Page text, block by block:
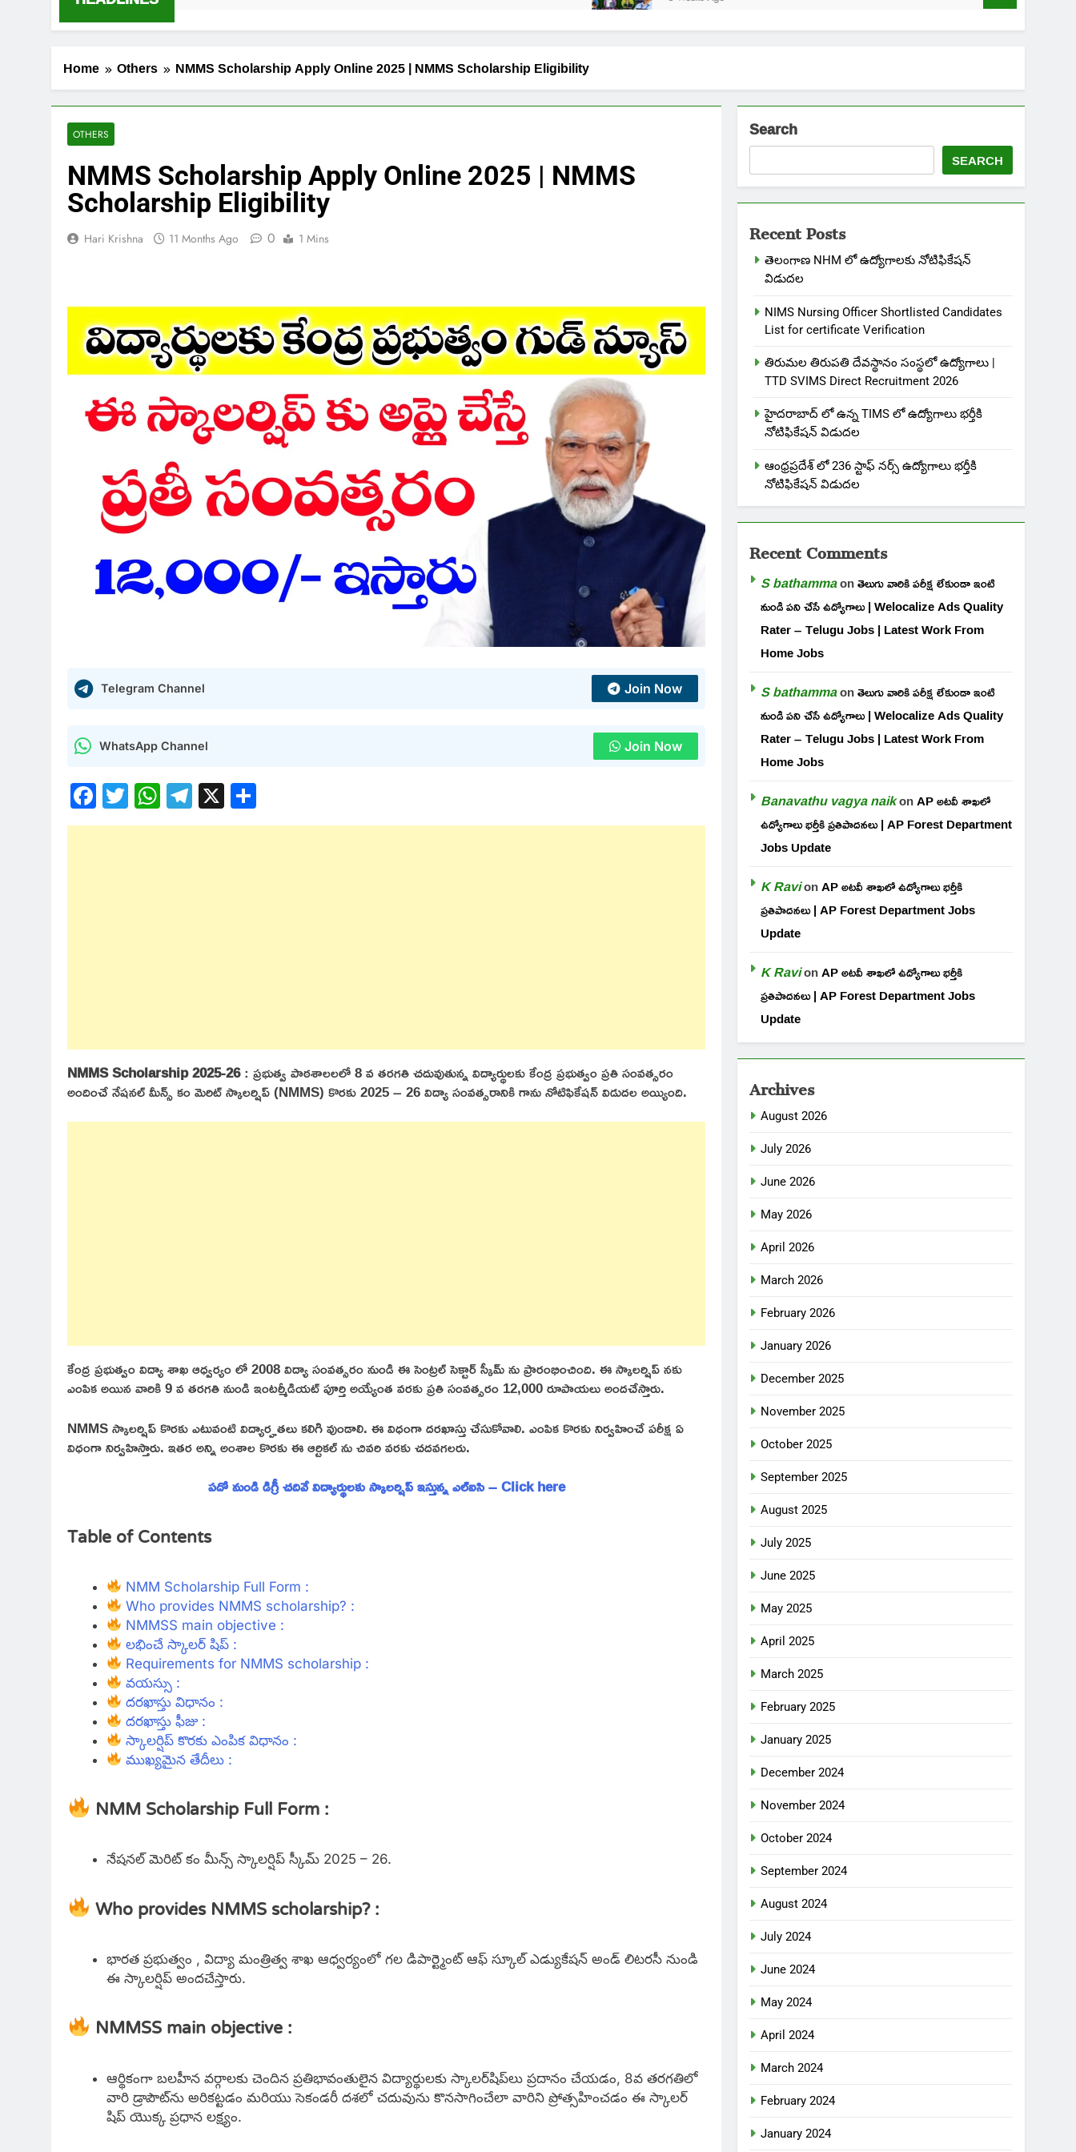
Home Others NMMS Scholarship Apply Online 2025 | NMMS Scholarship Eligibility
OTHERS
NMMS Scholarship Apply Online 2025 | NMMS
Scholarship Eligibility
Hari Krishna 11 Months Ago 0 1 Mins
Telegram Channel Join Now
WhatsApp Channel Join Now
Facebook
Twitter
WhatsApp
Telegram
X
NMMS Scholarship 2025-26: ప్రభుత్వ పాఠశాలలలో 8 వ తరగతి చదువుతున్న విద్యార్థులకు కేంద్ర ప్రభుత్వం ప్రతి సంవత్సరం
అందించే నేషనల్ మీన్స్ కం మెరిట్ స్కాలర్షిప్ (NMMS) కొరకు 2025 – 26 విద్యా సంవత్సరానికి గాను నోటిఫికేషన్ విడుదల అయ్యింది.
కేంద్ర ప్రభుత్వం విద్యా శాఖ ఆధ్వర్యం లో 2008 విద్యా సంవత్సరం నుండి ఈ సెంట్రల్ సెక్టార్ స్కీమ్ ను ప్రారంభించింది. ఈ స్కాలర్షిప్ నకు
ఎంపిక అయిన వారికి 9 వ తరగతి నుండి ఇంటర్మీడియట్ పూర్తి అయ్యేంత వరకు ప్రతి సంవత్సరం 12,000 రూపాయలు అందచేస్తారు.
NMMS స్కాలర్షిప్ కొరకు ఎటువంటి విద్యార్హతలు కలిగి వుండాలి. ఈ విధంగా దరఖాస్తు చేసుకోవాలి. ఎంపిక కొరకు నిర్వహించే పరీక్ష ఏ
విధంగా నిర్వహిస్తారు. ఇతర అన్ని అంశాల కొరకు ఈ ఆర్టికల్ ను చివరి వరకు చదవగలరు.
పదో నుండి డిగ్రీ చదివే విద్యార్థులకు స్కాలర్షిప్ ఇస్తున్న ఎల్ఐసి – Click here
Table of Contents
NMM Scholarship Full Form :
Who provides NMMS scholarship? :
NMMSS main objective :
లభించే స్కాలర్ షిప్ :
Requirements for NMMS scholarship :
వయస్సు :
దరఖాస్తు విధానం :
దరఖాస్తు ఫీజు :
స్కాలర్షిప్ కొరకు ఎంపిక విధానం :
ముఖ్యమైన తేదీలు :
NMM Scholarship Full Form :
నేషనల్ మెరిట్ కం మీన్స్ స్కాలర్షిప్ స్కీమ్ 2025 – 26.
Who provides NMMS scholarship? :
భారత ప్రభుత్వం , విద్యా మంత్రిత్వ శాఖ ఆధ్వర్యంలో గల డిపార్ట్మెంట్ ఆఫ్ స్కూల్ ఎడ్యుకేషన్ అండ్ లిటరసీ నుండి
ఈ స్కాలర్షిప్ అందచేస్తారు.
NMMSS main objective :
ఆర్థికంగా బలహీన వర్గాలకు చెందిన ప్రతిభావంతులైన విద్యార్థులకు స్కాలర్‌షిప్‌లు ప్రదానం చేయడం, 8వ తరగతిలో
వారి డ్రాపౌట్‌ను అరికట్టడం మరియు సెకండరీ దశలో చదువును కొనసాగించేలా వారిని ప్రోత్సహించడం ఈ స్కాలర్
షిప్ యొక్క ప్రధాన లక్ష్యం.
Search
SEARCH
Recent Posts
తెలంగాణ NHM లో ఉద్యోగాలకు నోటిఫికేషన్
విడుదల
NIMS Nursing Officer Shortlisted Candidates
List for certificate Verification
తిరుమల తిరుపతి దేవస్థానం సంస్థలో ఉద్యోగాలు |
TTD SVIMS Direct Recruitment 2026
హైదరాబాద్ లో ఉన్న TIMS లో ఉద్యోగాలు భర్తీకి
నోటిఫికేషన్ విడుదల
ఆంధ్రప్రదేశ్ లో 236 స్టాఫ్ నర్స్ ఉద్యోగాలు భర్తీకి
నోటిఫికేషన్ విడుదల
Recent Comments
S bathammaonతెలుగు వారికి పరీక్ష లేకుండా ఇంటి
నుండి పని చేసే ఉద్యోగాలు | Welocalize Ads Quality
Rater – Telugu Jobs | Latest Work From
Home Jobs
S bathammaonతెలుగు వారికి పరీక్ష లేకుండా ఇంటి
నుండి పని చేసే ఉద్యోగాలు | Welocalize Ads Quality
Rater – Telugu Jobs | Latest Work From
Home Jobs
Banavathu vagya naikonAP అటవీ శాఖలో
ఉద్యోగాలు భర్తీకి ప్రతిపాదనలు | AP Forest Department
Jobs Update
K RavionAP అటవీ శాఖలో ఉద్యోగాలు భర్తీకి
ప్రతిపాదనలు | AP Forest Department Jobs
Update
K RavionAP అటవీ శాఖలో ఉద్యోగాలు భర్తీకి
ప్రతిపాదనలు | AP Forest Department Jobs
Update
Archives
August 2026
July 2026
June 2026
May 2026
April 2026
March 2026
February 2026
January 2026
December 2025
November 2025
October 2025
September 2025
August 2025
July 2025
June 2025
May 2025
April 2025
March 2025
February 2025
January 2025
December 2024
November 2024
October 2024
September 2024
August 2024
July 2024
June 2024
May 2024
April 2024
March 2024
February 2024
January 2024